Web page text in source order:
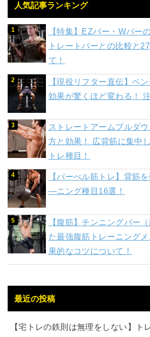
人気記事ランキング
【特集】EZバー・Wバー
トレートバーとの比較と
て！
【現役リフター直伝】ベ
効果が驚くほど変わる！
ストレートアームプルダ
方と効果！ 広背筋に集中
トレ種目！
【バーべル筋トレ】背筋
―ニング種目16選！
【腹筋】チンニングバー
た最強腹筋トレーニング
果的なコツについて！
最近の投稿
【宅トレの鉄則は無理をしない】ト